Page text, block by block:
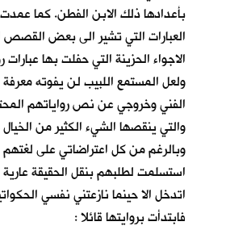
بأعدادها ذلك الابن الفطن. كما
العبارات التي تشير الى بعض القصص
الاجواء الحزينة التي حفلت بها عبارات
ولعل المستمع اللبيب لن يفوته
الفني وخروجي عن نص رواياتهم
والتي ينقصها الشيء الكثير من الخيال
وبالرغم من كل اعتراضاتي على
استسلمت لطلبهم بنقل الحقيقة
اتدخل الا حينما نازعتني نفسي
فابتدأت بروايتها قائلا :